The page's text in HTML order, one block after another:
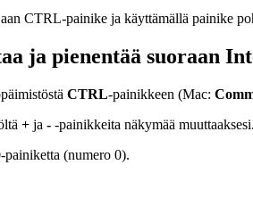
ja pienentää suoraan
CTRL-painikkeen (Mac:
+ ja - -painikkeita näkymää muuttaaksesi.
-painiketta (numero 0).